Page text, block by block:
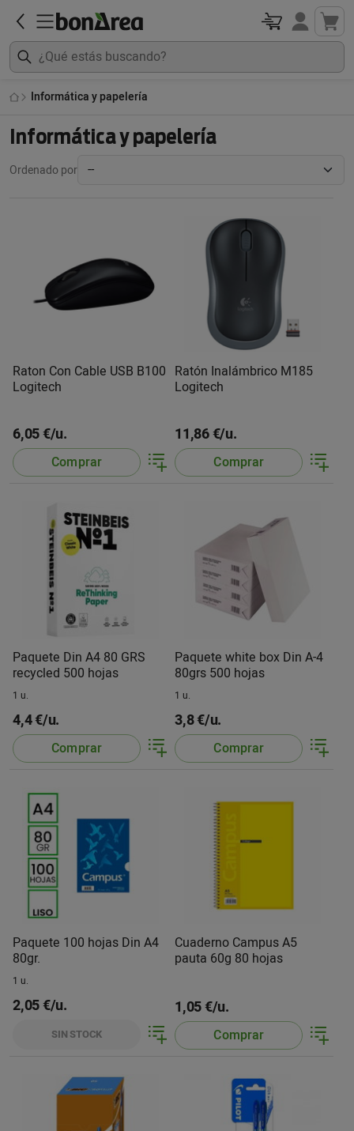
Informática y papelería
Informática y papelería
Ordenado por
Raton Con Cable USB B100
Logitech
6,05 €/u.
Comprar
Ratón Inalámbrico M185
Logitech
11,86 €/u.
Comprar
Paquete Din A4 80 GRS
recycled 500 hojas
1 u.
4,4 €/u.
Comprar
Paquete white box Din A-4
80grs 500 hojas
1 u.
3,8 €/u.
Comprar
Paquete 100 hojas Din A4
80gr.
1 u.
2,05 €/u.
SIN STOCK
Cuaderno Campus A5
pauta 60g 80 hojas
1,05 €/u.
Comprar